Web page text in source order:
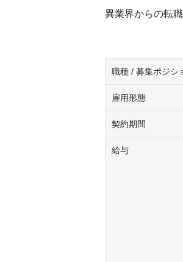
異業界からの転
職種 / 募集ポジシ
雇用形態
契約期間
給与